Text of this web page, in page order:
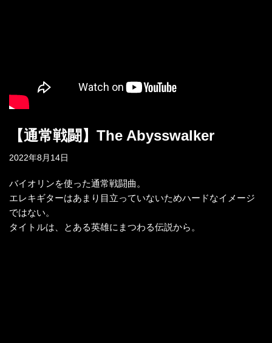
【通常戦闘】The Abysswalker
2022年8月14日
バイオリンを使った通常戦闘曲。
エレキギターはあまり目立っていないためハードなイメージ
ではない。
タイトルは、とある英雄にまつわる伝説から。